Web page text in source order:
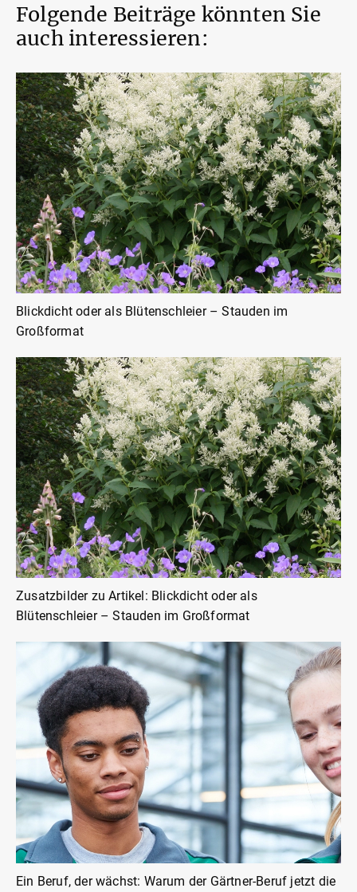
Folgende Beiträge könnten Sie
auch interessieren:
Blickdicht oder als Blütenschleier – Stauden im
Großformat
Zusatzbilder zu Artikel: Blickdicht oder als
Blütenschleier – Stauden im Großformat
Ein Beruf, der wächst: Warum der Gärtner-Beruf jetzt die